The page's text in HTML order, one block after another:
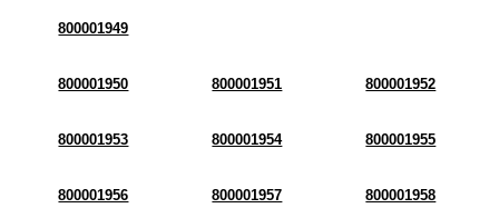
800001949
800001950 800001951 800001952
800001953 800001954 800001955
800001956 800001957 800001958